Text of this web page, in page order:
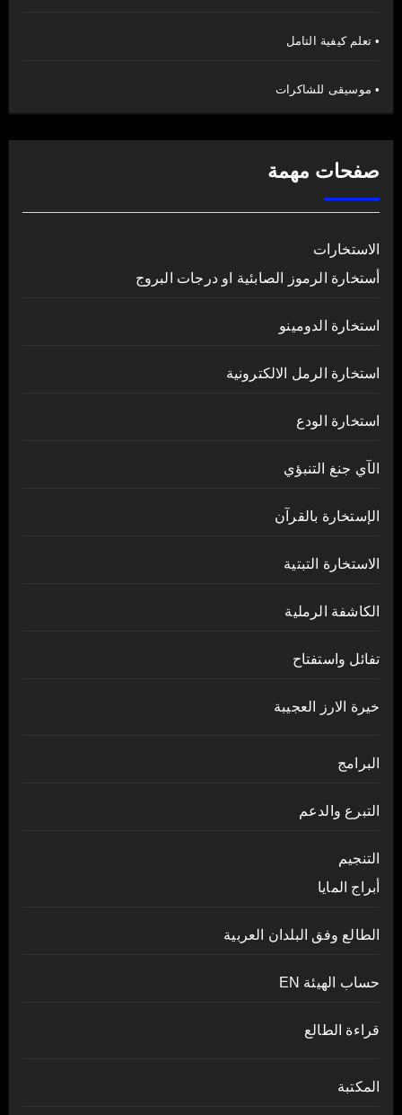
• تعلم كيفية التامل
• موسيقى للشاكرات
صفحات مهمة
الاستخارات
أستخارة الرموز الصابئية او درجات البروج
استخارة الدومينو
استخارة الرمل الالكترونية
استخارة الودع
الآي جنغ التنبؤي
الإستخارة بالقرآن
الاستخارة التبتية
الكاشفة الرملية
تفائل واستفتاح
خيرة الارز العجيبة
البرامج
التبرع والدعم
التنجيم
أبراج المايا
الطالع وفق البلدان العربية
حساب الهيئة EN
قراءة الطالع
المكتبة